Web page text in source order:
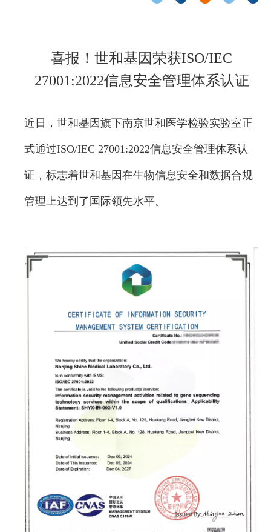
喜报！世和基因荣获ISO/IEC
27001:2022信息安全管理体系认证
近日，世和基因旗下南京世和医学检验实验室正
式通过ISO/IEC 27001:2022信息安全管理体系认
证，标志着世和基因在生物信息安全和数据合规
管理上达到了国际领先水平。